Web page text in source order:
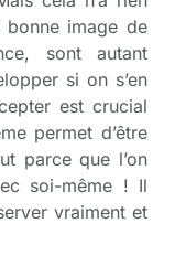
bonne image de
sont autant
si on s’en
est crucial
permet d’être
parce que l’on
soi-même ! Il
vraiment et